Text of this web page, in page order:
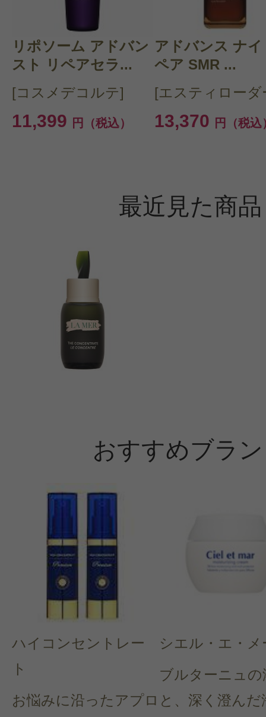
リポソーム アドバン
スト リペアセラ...
[コスメデコルテ]
11,399 円（税込）
アドバンス ナ
ペア SMR ...
[エスティローダ
13,370 円（税込
最近見た商品
おすすめブラ
ハイコンセントレー
ト
お悩みに沿ったアプロ
シエル・エ・メ
ブルターニュの
と、深く澄んだ